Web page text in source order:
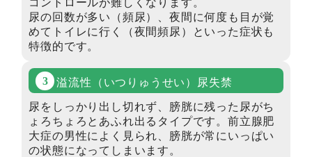
尿の回数が多い（頻尿）、夜間に何度も目が覚
めてトイレに行く（夜間頻尿）といった症状も
特徴的です。
溢流性 （いつりゅうせい） 尿失禁
尿をしっかり出し切れず、膀胱に残った尿がち
ょろちょろとあふれ出るタイプです。前立腺肥
大症の男性によく見られ、膀胱が常にいっぱい
の状態になってしまいます。